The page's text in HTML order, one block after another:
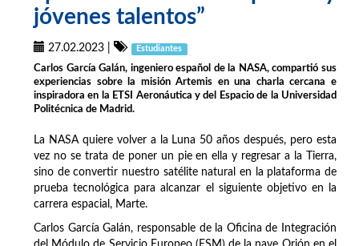
jóvenes talentos”
27.02.2023 Estudiantes
Carlos García Galán, ingeniero español de la NASA, compartió sus
experiencias sobre la misión Artemis en una charla cercana e
inspiradora en la ETSI Aeronáutica y del Espacio de la Universidad
Politécnica de Madrid.
La NASA quiere volver a la Luna 50 años después, pero esta
vez no se trata de poner un pie en ella y regresar a la Tierra,
sino de convertir nuestro satélite natural en la plataforma de
prueba tecnológica para alcanzar el siguiente objetivo en la
carrera espacial, Marte.
Carlos García Galán, responsable de la Oficina de Integración